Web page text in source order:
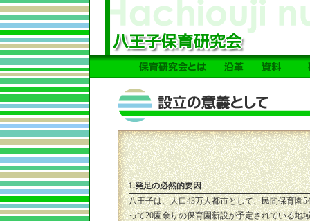
1.発足の必然的要因
八王子は、人口43万人都市として、民間保育園
って20園余りの保育園新設が予定されている地